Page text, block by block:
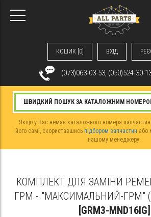
КОШИК [0] ВХIД
(073)063-03-53, (050)524-30-
Якщо у Вас немає каталожного номера
його самі, скориставшись підбором запчастин або
нашому менеджеру.
КОМПЛЕКТ ДЛЯ ЗАМІНИ
ГРМ - "МАКСИМАЛЬНИЙ-ГРМ"
[GRM3-MND16IG]